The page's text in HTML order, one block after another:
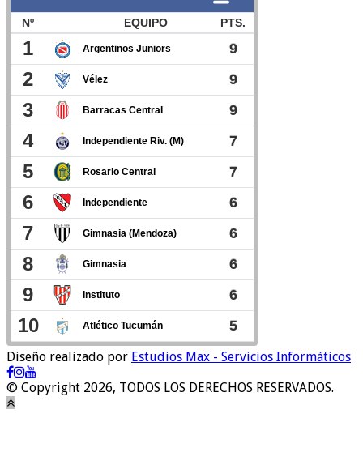
Diseño realizado por Estudios Max - Servicios Informáticos
© Copyright 2026, TODOS LOS DERECHOS RESERVADOS.